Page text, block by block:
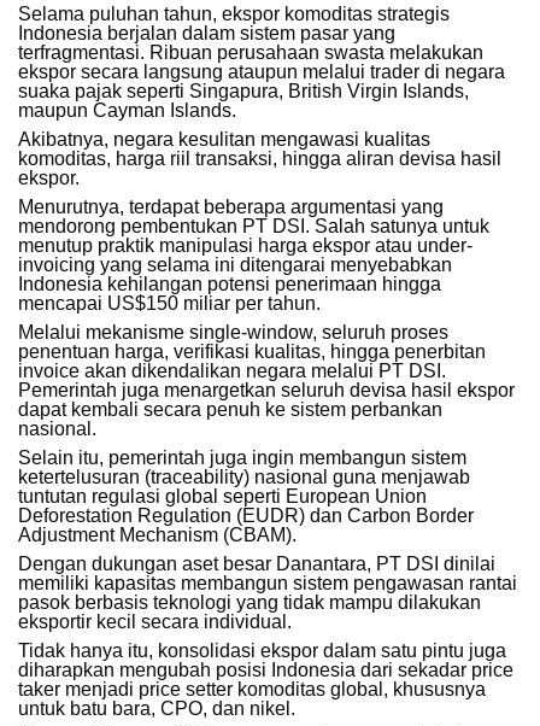
Selama puluhan tahun, ekspor komoditas strategis
Indonesia berjalan dalam sistem pasar yang
terfragmentasi. Ribuan perusahaan swasta melakukan
ekspor secara langsung ataupun melalui trader di negara
suaka pajak seperti Singapura, British Virgin Islands,
maupun Cayman Islands.
Akibatnya, negara kesulitan mengawasi kualitas
komoditas, harga riil transaksi, hingga aliran devisa hasil
ekspor.
Menurutnya, terdapat beberapa argumentasi yang
mendorong pembentukan PT DSI. Salah satunya untuk
menutup praktik manipulasi harga ekspor atau under-
invoicing yang selama ini ditengarai menyebabkan
Indonesia kehilangan potensi penerimaan hingga
mencapai US$150 miliar per tahun.
Melalui mekanisme single-window, seluruh proses
penentuan harga, verifikasi kualitas, hingga penerbitan
invoice akan dikendalikan negara melalui PT DSI.
Pemerintah juga menargetkan seluruh devisa hasil ekspor
dapat kembali secara penuh ke sistem perbankan
nasional.
Selain itu, pemerintah juga ingin membangun sistem
ketertelusuran (traceability) nasional guna menjawab
tuntutan regulasi global seperti European Union
Deforestation Regulation (EUDR) dan Carbon Border
Adjustment Mechanism (CBAM).
Dengan dukungan aset besar Danantara, PT DSI dinilai
memiliki kapasitas membangun sistem pengawasan rantai
pasok berbasis teknologi yang tidak mampu dilakukan
eksportir kecil secara individual.
Tidak hanya itu, konsolidasi ekspor dalam satu pintu juga
diharapkan mengubah posisi Indonesia dari sekadar price
taker menjadi price setter komoditas global, khususnya
untuk batu bara, CPO, dan nikel.